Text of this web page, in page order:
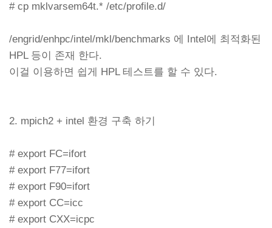
# cp mklvarsem64t.* /etc/profile.d/
/engrid/enhpc/intel/mkl/benchmarks 에 Intel에 최적화된
HPL 등이 존재 한다.
이걸 이용하면 쉽게 HPL 테스트를 할 수 있다.
2. mpich2 + intel 환경 구축 하기
# export FC=ifort
# export F77=ifort
# export F90=ifort
# export CC=icc
# export CXX=icpc